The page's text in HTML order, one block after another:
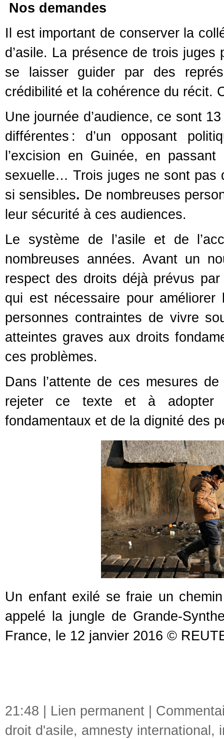
Nos demandes
Il est important de conserver la
d’asile. La présence de trois
se laisser guider par des
crédibilité et la cohérence du récit.
Une journée d’audience, ce sont
différentes : d’un opposant
l’excision en Guinée, en
sexuelle… Trois juges ne sont pas
si sensibles. De nombreuses
leur sécurité à ces audiences.
Le système de l’asile et de
nombreuses années. Avant un
respect des droits déjà prévus
qui est nécessaire pour
personnes contraintes de vivre
atteintes graves aux droits
ces problèmes.
Dans l’attente de ces mesures
rejeter ce texte et à adopter
fondamentaux et de la dignité des
Un enfant exilé se fraie un
appelé la jungle de Grande-
France, le 12 janvier 2016 ©
21:48 | Lien permanent
droit d'asile, amnesty international ,